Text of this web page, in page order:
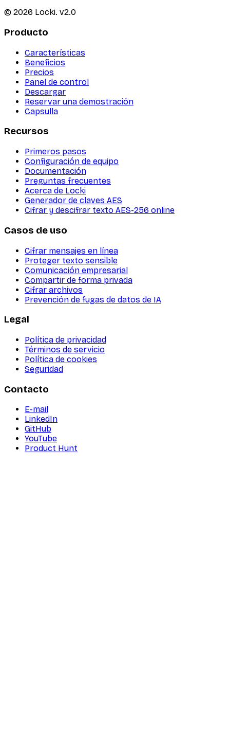
© 2026 Locki. v2.0
Producto
Características
Beneficios
Precios
Panel de control
Descargar
Reservar una demostración
Capsulla
Recursos
Primeros pasos
Configuración de equipo
Documentación
Preguntas frecuentes
Acerca de Locki
Generador de claves AES
Cifrar y descifrar texto AES-256 online
Casos de uso
Cifrar mensajes en línea
Proteger texto sensible
Comunicación empresarial
Compartir de forma privada
Cifrar archivos
Prevención de fugas de datos de IA
Legal
Política de privacidad
Términos de servicio
Política de cookies
Seguridad
Contacto
E-mail
LinkedIn
GitHub
YouTube
Product Hunt